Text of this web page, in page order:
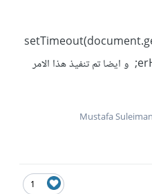
erHTML = "Happy day!", 5000); و ايضا تم تنفيذ هذا الامر
1